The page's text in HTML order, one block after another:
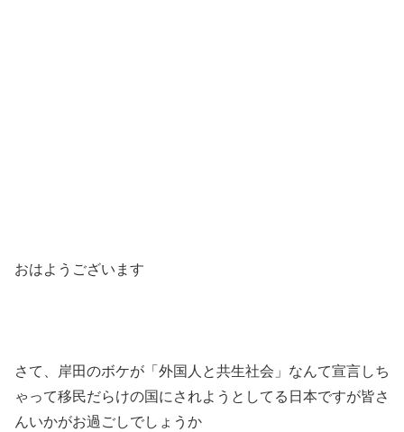
おはようございます
さて、岸田のボケが「外国人と共生社会」なんて宣言しち
ゃって移民だらけの国にされようとしてる日本ですが皆さ
んいかがお過ごしでしょうか